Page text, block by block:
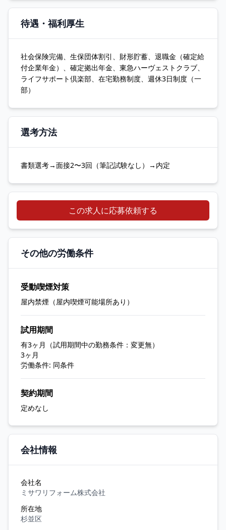
待遇・福利厚生
社会保険完備、生保団体割引、財形貯蓄、退職金（確定給
付企業年金）、確定拠出年金、東急ハーヴェストクラブ、
ライフサポート倶楽部、在宅勤務制度、週休3日制度（一
部）
選考方法
書類選考→面接2〜3回（筆記試験なし）→内定
この求人に応募依頼する
その他の労働条件
受動喫煙対策
屋内禁煙（屋内喫煙可能場所あり）
試用期間
有3ヶ月（試用期間中の勤務条件：変更無）
3ヶ月
労働条件: 同条件
契約期間
定めなし
会社情報
会社名
ミサワリフォーム株式会社
所在地
杉並区